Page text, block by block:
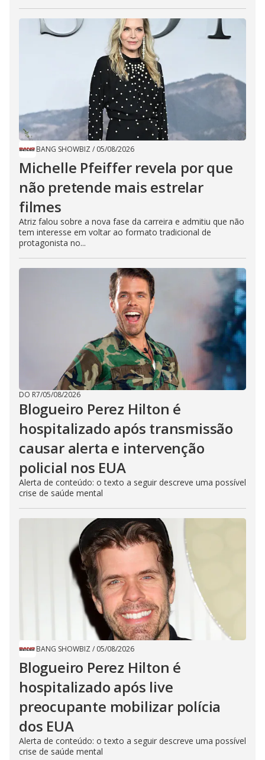
BANG SHOWBIZ / 05/08/2026
Michelle Pfeiffer revela por que
não pretende mais estrelar
filmes
Atriz falou sobre a nova fase da carreira e admitiu que não
tem interesse em voltar ao formato tradicional de
protagonista no...
DO R7/05/08/2026
Blogueiro Perez Hilton é
hospitalizado após transmissão
causar alerta e intervenção
policial nos EUA
Alerta de conteúdo: o texto a seguir descreve uma possível
crise de saúde mental
BANG SHOWBIZ / 05/08/2026
Blogueiro Perez Hilton é
hospitalizado após live
preocupante mobilizar polícia
dos EUA
Alerta de conteúdo: o texto a seguir descreve uma possível
crise de saúde mental